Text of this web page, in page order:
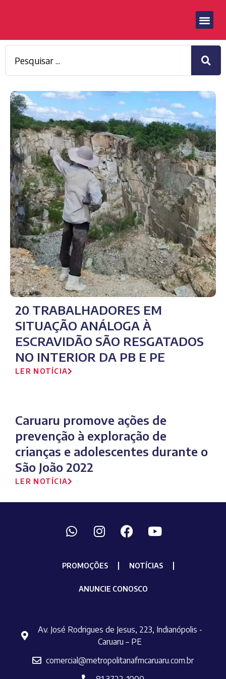
20 TRABALHADORES EM
SITUAÇÃO ANÁLOGA À
ESCRAVIDÃO SÃO RESGATADOS
NO INTERIOR DA PB E PE
LER NOTÍCIA
Caruaru promove ações de
prevenção à exploração de
crianças e adolescentes durante o
São João 2022
LER NOTÍCIA
PROMOÇÕES NOTÍCIAS
ANUNCIE CONOSCO
Av. José Rodrigues de Jesus, 223, Indianópolis -
Caruaru – PE
comercial@metropolitanafmcaruaru.com.br